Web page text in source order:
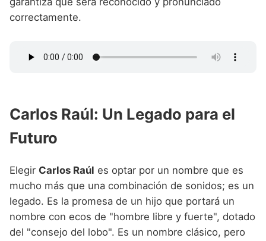
correctamente.
Carlos Raúl: Un Legado para el
Futuro
Elegir Carlos Raúl es optar por un nombre que es
mucho más que una combinación de sonidos; es un
legado. Es la promesa de un hijo que portará un
nombre con ecos de "hombre libre y fuerte", dotado
del "consejo del lobo". Es un nombre clásico, pero